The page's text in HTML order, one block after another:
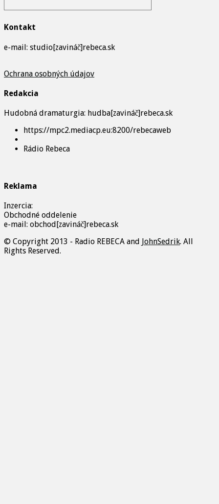
Kontakt
e-mail: studio[zavináč]rebeca.sk
Ochrana osobných údajov
Redakcia
Hudobná dramaturgia: hudba[zavináč]rebeca.sk
https://mpc2.mediacp.eu:8200/rebecaweb
Rádio Rebeca
Reklama
Inzercia:
Obchodné oddelenie
e-mail: obchod[zavináč]rebeca.sk
© Copyright 2013 - Radio REBECA and JohnSedrik. All
Rights Reserved.